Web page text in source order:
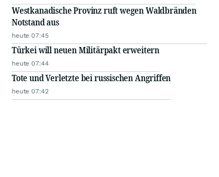
Westkanadische Provinz ruft wegen Waldbränden
Notstand aus
heute 07:45
Türkei will neuen Militärpakt erweitern
heute 07:44
Tote und Verletzte bei russischen Angriffen
heute 07:42